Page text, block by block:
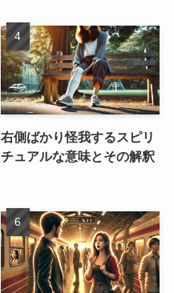
右側ばかり怪我するスピリ
チュアルな意味とその解釈